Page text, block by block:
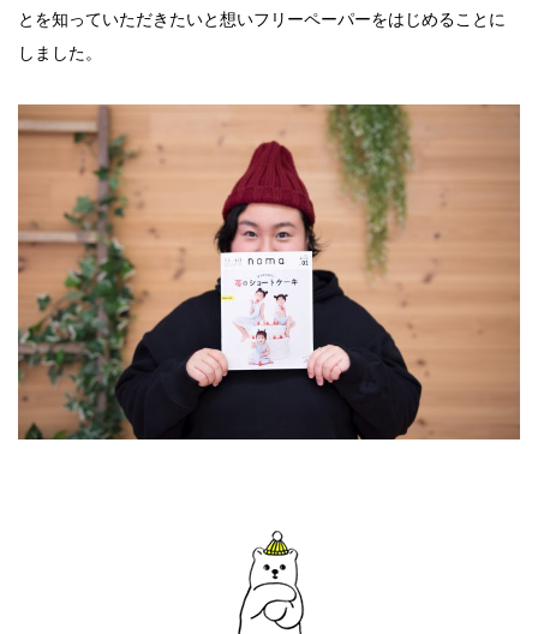
とを知っていただきたいと想いフリーペーパーをはじめることに
しました。